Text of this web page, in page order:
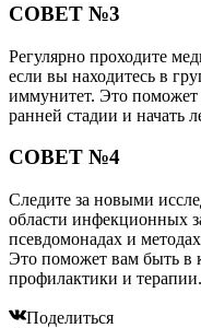
СОВЕТ №3
Регулярно проходите
если вы находитесь в
иммунитет. Это
ранней стадии и начать
СОВЕТ №4
Следите за новыми
области инфекционных
псевдомонадах и
Это поможет вам быть в
профилактики и терапии.
Поделиться